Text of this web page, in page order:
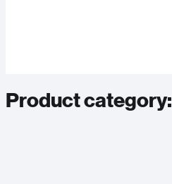
Product category: